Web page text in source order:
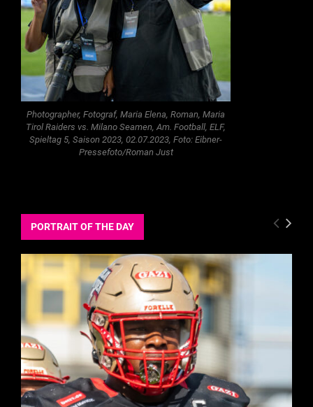
Photographer, Fotograf, Maria Elena, Roman, Maria
Tirol Raiders vs. Milano Seamen, Am. Football, ELF,
Spieltag 5, Saison 2023, 02.07.2023, Foto: Eibner-
Pressefoto/Roman Just
PORTRAIT OF THE DAY